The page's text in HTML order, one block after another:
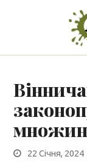
22 Січня, 2024